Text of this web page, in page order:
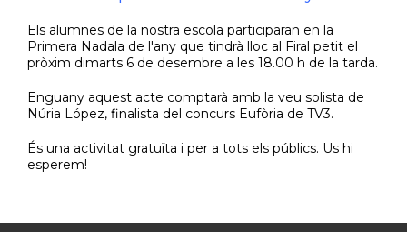
Els alumnes de la nostra escola participaran en la
Primera Nadala de l'any que tindrà lloc al Firal petit el
pròxim dimarts 6 de desembre a les 18.00 h de la tarda.
Enguany aquest acte comptarà amb la veu solista de
Núria López, finalista del concurs Eufòria de TV3.
És una activitat gratuïta i per a tots els públics. Us hi
esperem!